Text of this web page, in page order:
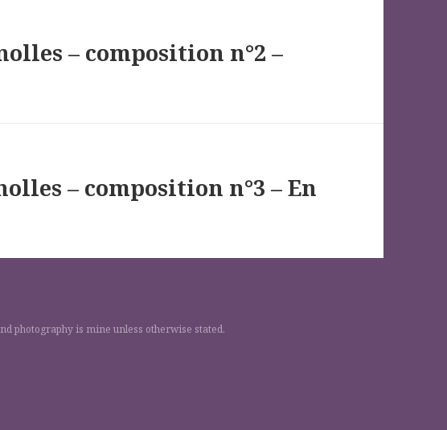
– composition n°2 –
– composition n°3 – En
photography is mine unless otherwise stated.